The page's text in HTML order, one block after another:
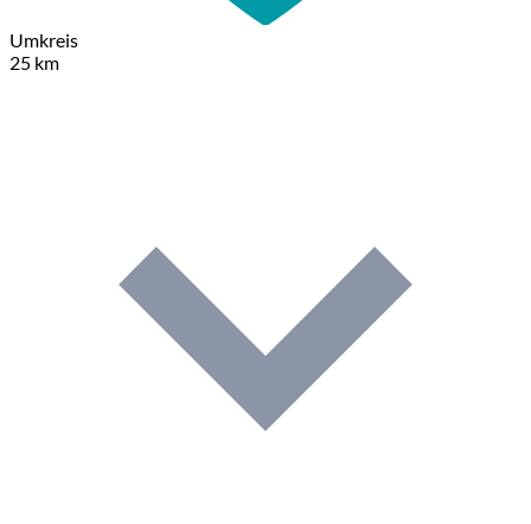
Umkreis
25 km